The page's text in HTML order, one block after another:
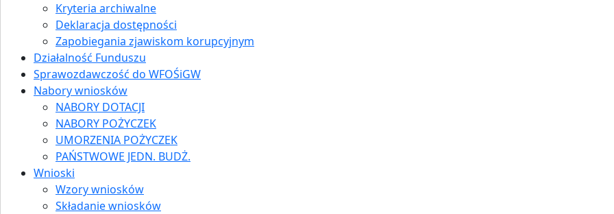
Kryteria archiwalne
Deklaracja dostępności
Zapobiegania zjawiskom korupcyjnym
Działalność Funduszu
Sprawozdawczość do WFOŚiGW
Nabory wniosków
NABORY DOTACJI
NABORY POŻYCZEK
UMORZENIA POŻYCZEK
PAŃSTWOWE JEDN. BUDŻ.
Wnioski
Wzory wniosków
Składanie wniosków